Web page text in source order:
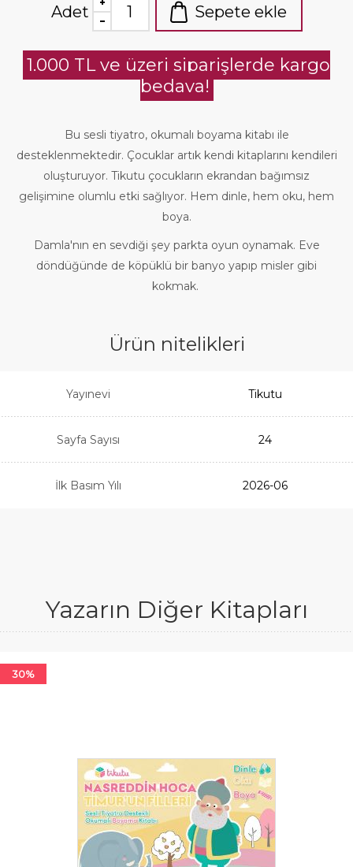
Adet Sepete ekle
1.000 TL ve üzeri siparişlerde kargo
bedava!
Bu sesli tiyatro, okumalı boyama kitabı ile
desteklenmektedir. Çocuklar artık kendi kitaplarını kendileri
oluşturuyor. Tikutu çocukların ekrandan bağımsız
gelişimine olumlu etki sağlıyor. Hem dinle, hem oku, hem
boya.
Damla'nın en sevdiği şey parkta oyun oynamak. Eve
döndüğünde de köpüklü bir banyo yapıp misler gibi
kokmak.
Ürün nitelikleri
Yayınevi Tikutu
Sayfa Sayısı 24
İlk Basım Yılı 2026-06
Yazarın Diğer Kitapları
30%